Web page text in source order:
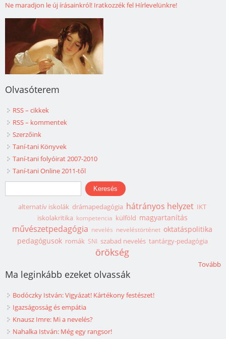
Ne maradjon le új írásainkról! Iratkozzék fel Hírlevelünkre!
Olvasóterem
RSS – cikkek
RSS – kommentek
Szerzőink
Taní-tani Könyvek
Taní-tani folyóirat 2007-2010
Taní-tani Online 2011-től
Keresés űrlap
Keresés
alternatív iskolák drámapedagógia hátrányos helyzet IKT
iskolakritika kompetencia külföld magyartanítás
művészetpedagógia nevelés neveléstörténet oktatáspolitika
pedagógusok romák SNI szabad nevelés tantárgy-pedagógia
örökség
Tovább
Ma leginkább ezeket olvassák
Bodóczky István: Vigyázat! Kártékony festészet!
Igazságosság és empátia
Knausz Imre: Mi a nevelés?
Nahalka István: Még egy rangsor!